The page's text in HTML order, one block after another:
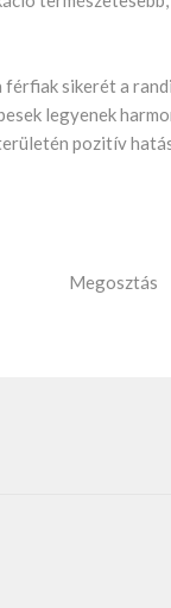
sikerét a
legyenek
pozitív
Megosztás